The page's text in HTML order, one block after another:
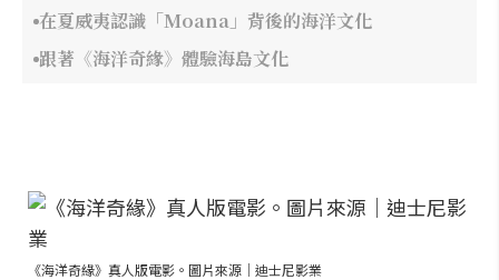
在夏威夷認識「Moana」背後的海洋文化
跟著《海洋奇緣》體驗海島文化
《海洋奇緣》真人版電影。圖片來源｜迪士尼影業